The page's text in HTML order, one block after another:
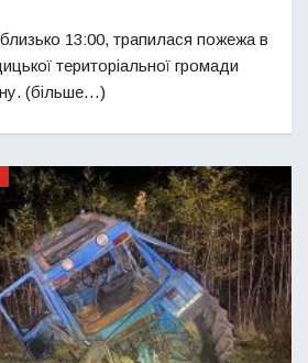
13:00, трапилася пожежа в
територіальної громади
(більше…)